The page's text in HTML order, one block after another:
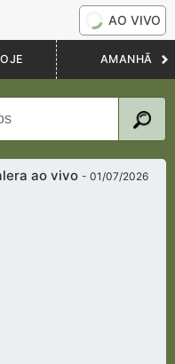
AO VIVO
AMANHÃ
ao vivo- 01/07/2026